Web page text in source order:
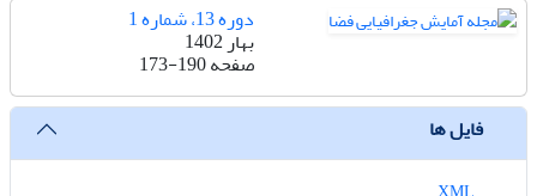
دوره 13، شماره 1
بهار 1402
صفحه173-190
فایل ها